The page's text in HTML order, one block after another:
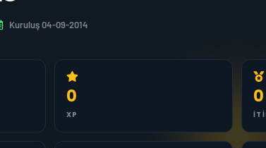
Kuruluş 04-09-2014
0
XP
0